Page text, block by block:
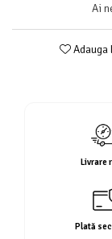
Ai
Livrare
Plată